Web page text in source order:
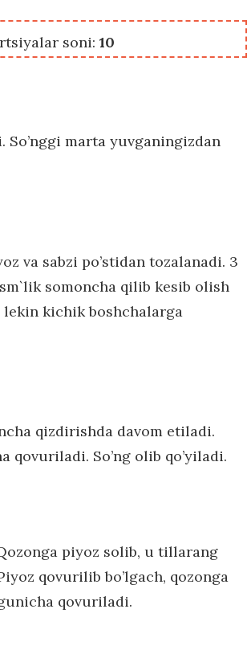
soni: 10
marta yuvganingizdan
va sabzi po’stidan tozalanadi. 3
somoncha qilib kesib olish
lekin kichik boshchalarga
qizdirishda davom etiladi.
qovuriladi. So’ng olib qo’yiladi.
piyoz solib, u tillarang
qovurilib bo’lgach, qozonga
qovuriladi.